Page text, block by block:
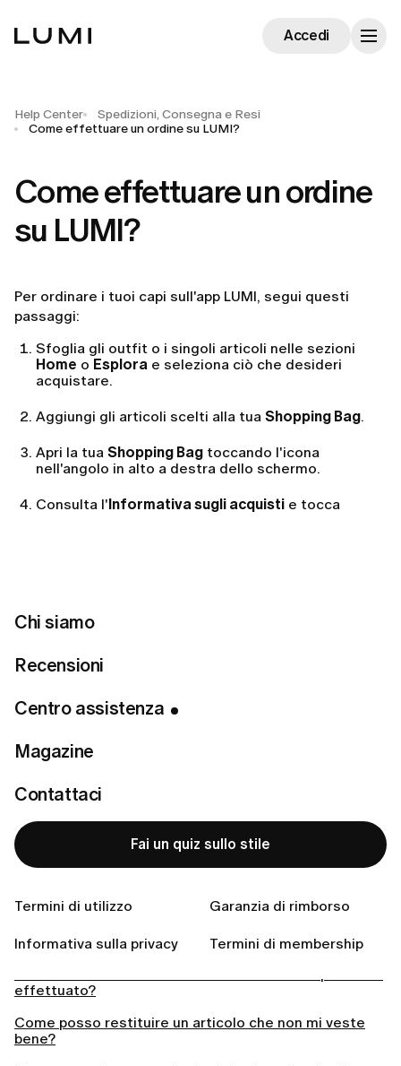
Chi siamo
Recensioni
Centro assistenza
Magazine
Contattaci
Fai un quiz sullo stile
Termini di utilizzo Garanzia di rimborso
Informativa sulla privacy Termini di membership
Accedi
Help Center
Spedizioni, Consegna e Resi
Come effettuare un ordine su LUMI?
Come effettuare un ordine
su LUMI?
Per ordinare i tuoi capi sull'app LUMI, segui questi
passaggi:
Sfoglia gli outfit o i singoli articoli nelle sezioni
Home o Esplora e seleziona ciò che desideri
acquistare.
Aggiungi gli articoli scelti alla tua Shopping Bag.
Apri la tua Shopping Bag toccando l'icona
nell'angolo in alto a destra dello schermo.
Consulta l'Informativa sugli acquisti e tocca
Una volta elaborato l'ordine, riceverai un'e-mail di
Il mio ordine è in ritardo. Cosa devo fare?
Come posso ricevere le istruzioni per il reso?
In quali paesi spedite?
effettuato?
Come posso restituire un articolo che non mi veste
bene?